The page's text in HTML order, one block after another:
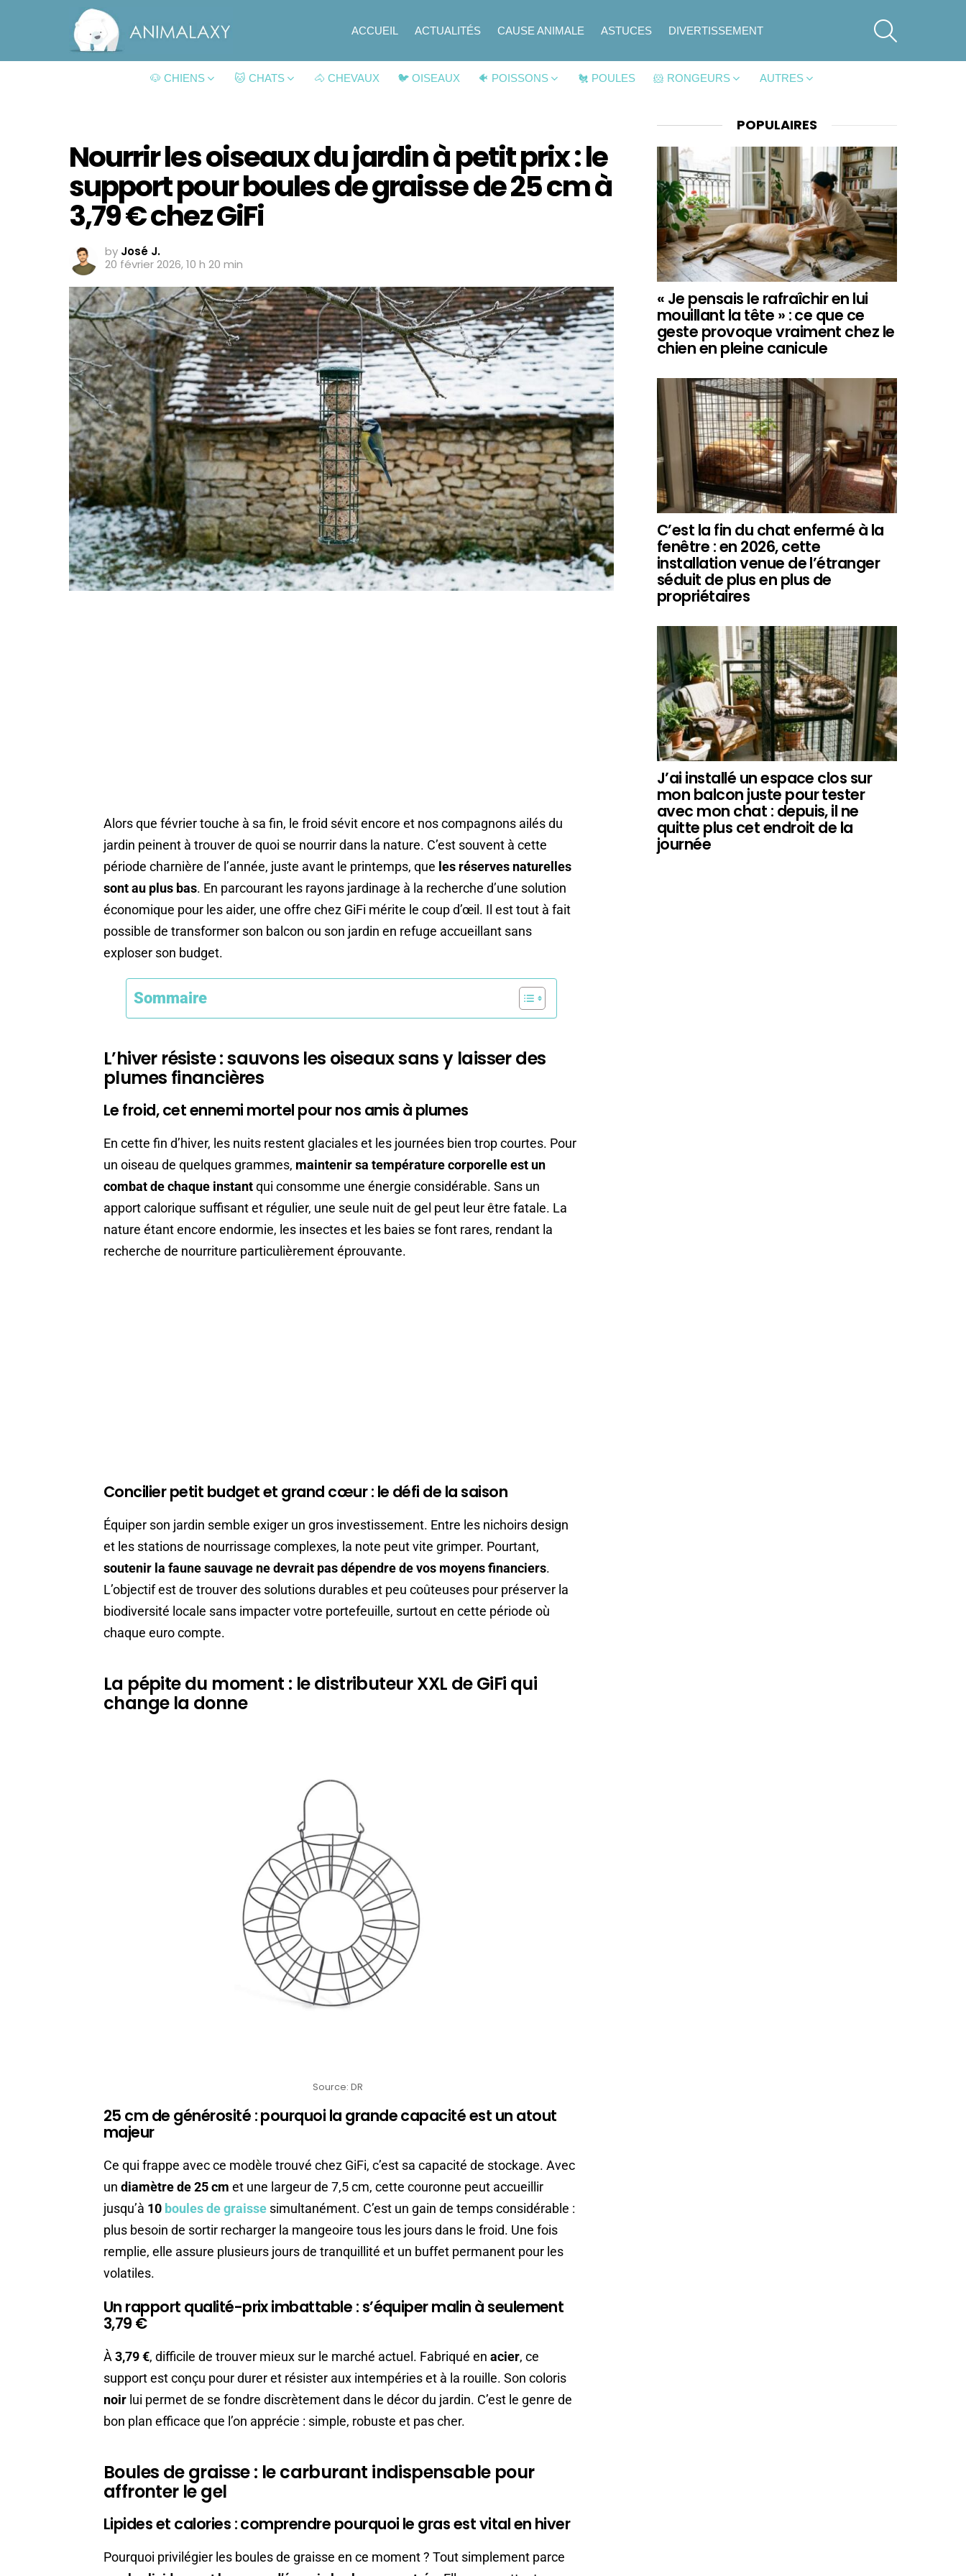
ACCUEIL ACTUALITÉS CAUSE ANIMALE ASTUCES DIVERTISSEMENT
🐶 CHIENS 🐱 CHATS 🐴 CHEVAUX 🐦 OISEAUX 🐠 POISSONS 🐔 POULES 🐹 RONGEURS AUTRES
Nourrir les oiseaux du jardin à petit prix : le
support pour boules de graisse de 25 cm à
3,79 € chez GiFi
by José J.
20 février 2026, 10 h 20 min
Alors que février touche à sa fin, le froid sévit encore et nos compagnons ailés du
jardin peinent à trouver de quoi se nourrir dans la nature. C’est souvent à cette
période charnière de l’année, juste avant le printemps, que les réserves naturelles
sont au plus bas. En parcourant les rayons jardinage à la recherche d’une solution
économique pour les aider, une offre chez GiFi mérite le coup d’œil. Il est tout à fait
possible de transformer son balcon ou son jardin en refuge accueillant sans
exploser son budget.
Sommaire
L’hiver résiste : sauvons les oiseaux sans y laisser des
plumes financières
Le froid, cet ennemi mortel pour nos amis à plumes
En cette fin d’hiver, les nuits restent glaciales et les journées bien trop courtes. Pour
un oiseau de quelques grammes, maintenir sa température corporelle est un
combat de chaque instantqui consomme une énergie considérable. Sans un
apport calorique suffisant et régulier, une seule nuit de gel peut leur être fatale. La
nature étant encore endormie, les insectes et les baies se font rares, rendant la
recherche de nourriture particulièrement éprouvante.
Concilier petit budget et grand cœur : le défi de la saison
Équiper son jardin semble exiger un gros investissement. Entre les nichoirs design
et les stations de nourrissage complexes, la note peut vite grimper. Pourtant,
soutenir la faune sauvage ne devrait pas dépendre de vos moyens financiers.
L’objectif est de trouver des solutions durables et peu coûteuses pour préserver la
biodiversité locale sans impacter votre portefeuille, surtout en cette période où
chaque euro compte.
La pépite du moment : le distributeur XXL de GiFi qui
change la donne
Source: DR
25 cm de générosité : pourquoi la grande capacité est un atout
majeur
Ce qui frappe avec ce modèle trouvé chez GiFi, c’est sa capacité de stockage. Avec
un diamètre de 25 cm et une largeur de 7,5 cm, cette couronne peut accueillir
jusqu’à 10 boules de graisse simultanément. C’est un gain de temps considérable :
plus besoin de sortir recharger la mangeoire tous les jours dans le froid. Une fois
remplie, elle assure plusieurs jours de tranquillité et un buffet permanent pour les
volatiles.
Un rapport qualité-prix imbattable : s’équiper malin à seulement
3,79 €
À 3,79 €, difficile de trouver mieux sur le marché actuel. Fabriqué en acier, ce
support est conçu pour durer et résister aux intempéries et à la rouille. Son coloris
noir lui permet de se fondre discrètement dans le décor du jardin. C’est le genre de
bon plan efficace que l’on apprécie : simple, robuste et pas cher.
Boules de graisse : le carburant indispensable pour
affronter le gel
Lipides et calories : comprendre pourquoi le gras est vital en hiver
Pourquoi privilégier les boules de graisse en ce moment ? Tout simplement parce
POPULAIRES
« Je pensais le rafraîchir en lui
mouillant la tête » : ce que ce
geste provoque vraiment chez le
chien en pleine canicule
C’est la fin du chat enfermé à la
fenêtre : en 2026, cette
installation venue de l’étranger
séduit de plus en plus de
propriétaires
J’ai installé un espace clos sur
mon balcon juste pour tester
avec mon chat : depuis, il ne
quitte plus cet endroit de la
journée